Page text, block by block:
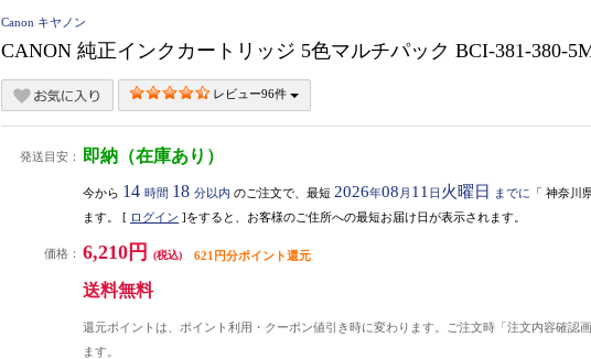
Canon キヤノン
CANON 純正インクカートリッジ 5色マルチパック BCI-381-380-
レビュー96件
発送目安： 即納（在庫あり）
今から 14 時間 18 分以内 のご注文で、最短 2026年08 月 11 日 火曜日 までに 「 神奈川
ます。 [ ログイン ]をすると、お客様のご住所への最短お届け日が表示されます。
価格： 6,210円 (税込) 621円分ポイント還元
送料無料
還元ポイントは、ポイント利用・クーポン値引き時に変わります。ご注文時「注文内容確認
ます。